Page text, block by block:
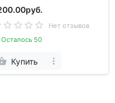
Нет отзывов
Осталось 50
Купить